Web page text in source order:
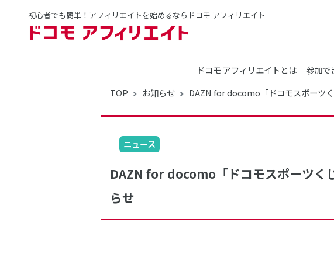
初心者でも簡単！アフィリエイトを始めるならドコモ アフィリエイト
ドコモ アフィリエイトとは 参加で
TOP
お知らせ DAZN for docomo「ドコモスポーツ
ニュース
DAZN for docomo「ドコモスポーツく
らせ